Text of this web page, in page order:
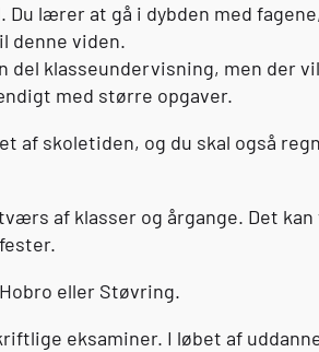
lærer at gå i dybden med
denne viden.
del klasseundervisning, men der
med større opgaver.
af skoletiden, og du skal også
af klasser og årgange. Det
eller Støvring.
eksaminer. I løbet af